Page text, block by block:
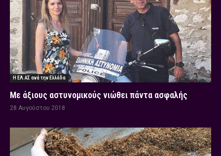
Η ΕΛ.ΑΣ ανά την Ελλάδα
Με άξιους αστυνομικούς νιώθει πάντα ασφαλής
28 Αυγούστου 2018